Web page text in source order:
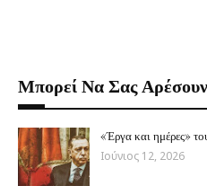
Μπορεί Να Σας
«Έργα και ημέρες»
Ιούνιος 12, 2026